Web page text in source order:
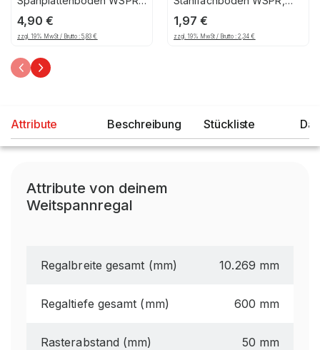
Einzeln, 500x500x25 mm,
Natur
4,90€
zzgl. 19% MwSt / Brutto :5,83€
Einzeln, 100x500x0,6 mm,
verzinkt
1,97€
zzgl. 19% MwSt / Brutto :2,34€
Attribute Beschreibung Stückliste
Attribute von deinem
Weitspannregal
Regalbreite gesamt (mm) 10.269 mm
Regaltiefe gesamt (mm) 600 mm
Rasterabstand (mm) 50 mm